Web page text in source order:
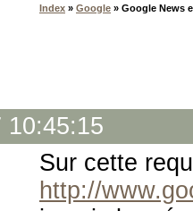
Index » Google » Google News
10:45:15
Sur cette
http://